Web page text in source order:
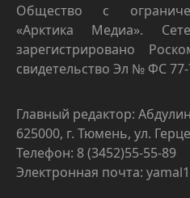
Общество с
«Арктика Медиа».
зарегистрировано
свидетельство Эл № ФС 77-
Главный редактор:
625000, г. Тюмень, ул.
Телефон: 8 (3452)55-55-89
Электронная почта: